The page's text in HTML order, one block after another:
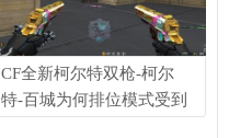
CF全新柯尔特双枪-柯尔
特-百城为何排位模式受到